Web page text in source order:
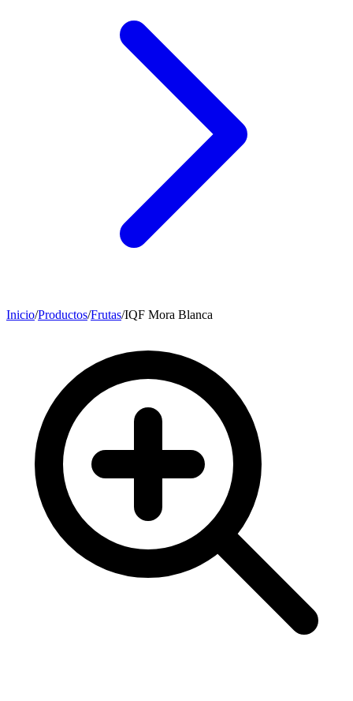
Inicio/Productos/Frutas/IQF Mora Blanca